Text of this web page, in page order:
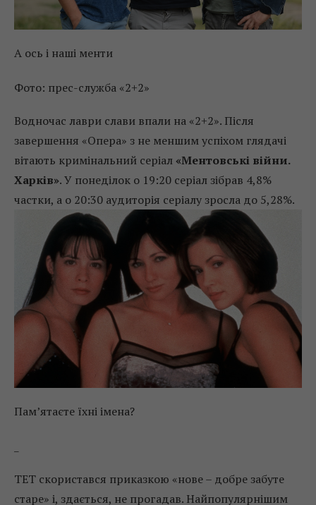
А ось і наші менти
Фото: прес-служба «2+2»
Водночас лаври слави впали на «2+2». Після
завершення «Опера» з не меншим успіхом глядачі
вітають кримінальний серіал «Ментовські війни.
Харків». У понеділок о 19:20 серіал зібрав 4,8%
частки, а о 20:30 аудиторія серіалу зросла до 5,28%.
Пам’ятаєте їхні імена?
ТЕТ скористався приказкою «нове – добре забуте
старе» і, здається, не прогадав. Найпопулярнішим